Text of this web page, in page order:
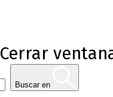
Cerrar
Buscar en